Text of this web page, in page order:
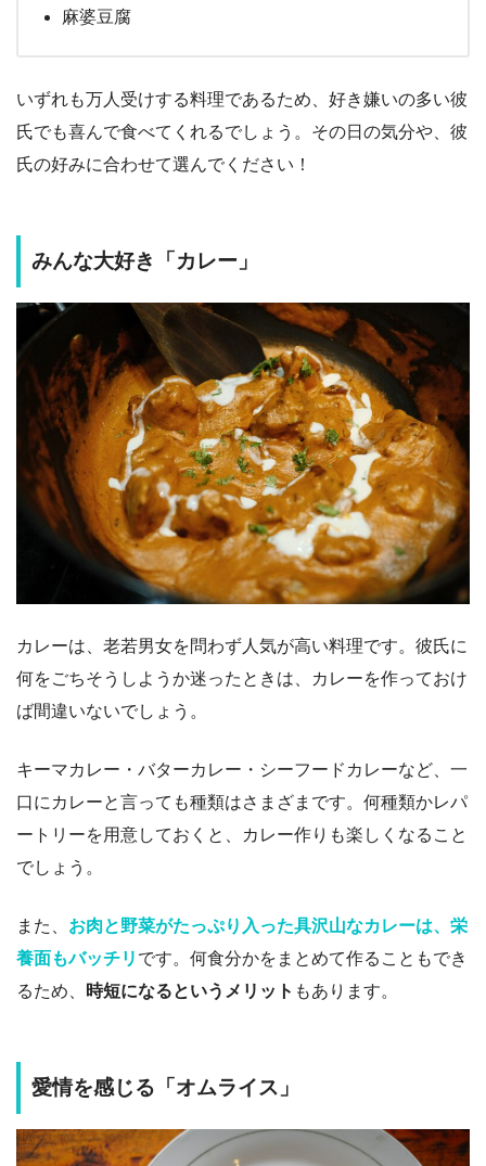
麻婆豆腐
いずれも万人受けする料理であるため、好き嫌いの多い彼
氏でも喜んで食べてくれるでしょう。その日の気分や、彼
氏の好みに合わせて選んでください！
みんな大好き「カレー」
カレーは、老若男女を問わず人気が高い料理です。彼氏に
何をごちそうしようか迷ったときは、カレーを作っておけ
ば間違いないでしょう。
キーマカレー・バターカレー・シーフードカレーなど、一
口にカレーと言っても種類はさまざまです。何種類かレパ
ートリーを用意しておくと、カレー作りも楽しくなること
でしょう。
また、 お肉と野菜がたっぷり入った具沢山なカレーは、栄
養面もバッチリ です。何食分かをまとめて作ることもでき
るため、
時短になるというメリット もあります。
愛情を感じる「オムライス」